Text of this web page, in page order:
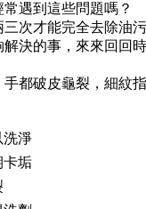
遇到這些問題嗎？
次才能完全去除油
決的事，來來回回
手都破皮龜裂，細紋
洗淨
垢